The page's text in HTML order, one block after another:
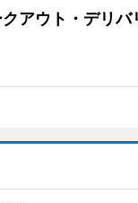
アウト・デリバ